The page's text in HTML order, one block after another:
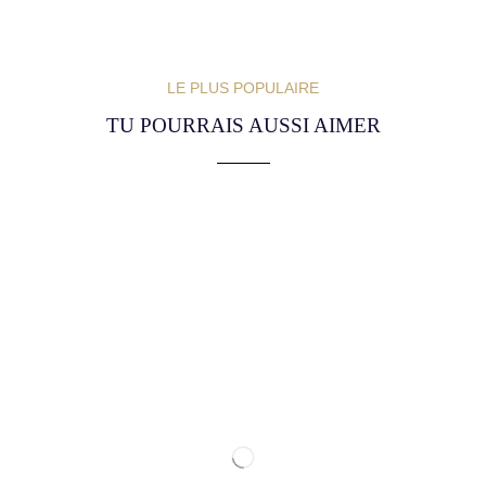
LE PLUS POPULAIRE
TU POURRAIS AUSSI AIMER